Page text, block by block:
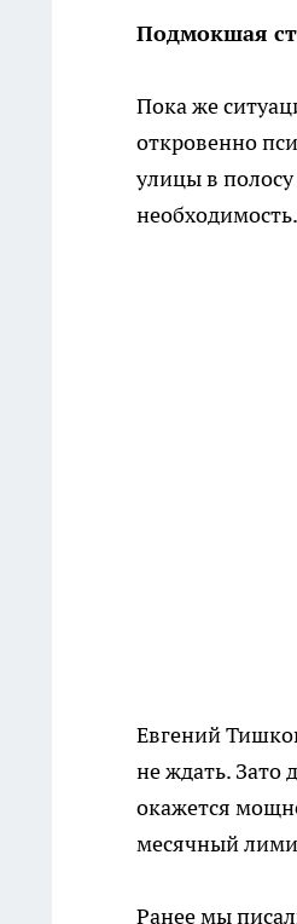
Подмокшая
Пока же
откровенно
улицы в полосу
необходимость.
Евгений
не ждать. Зато
окажется
месячный
Ранее мы